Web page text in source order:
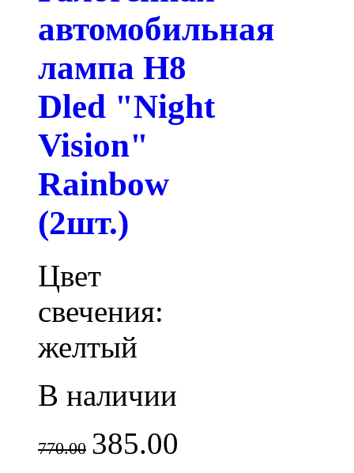
автомобильная
лампа H8
Dled "Night
Vision"
Rainbow
(2шт.)
Цвет
свечения:
желтый
В наличии
770.00 385.00